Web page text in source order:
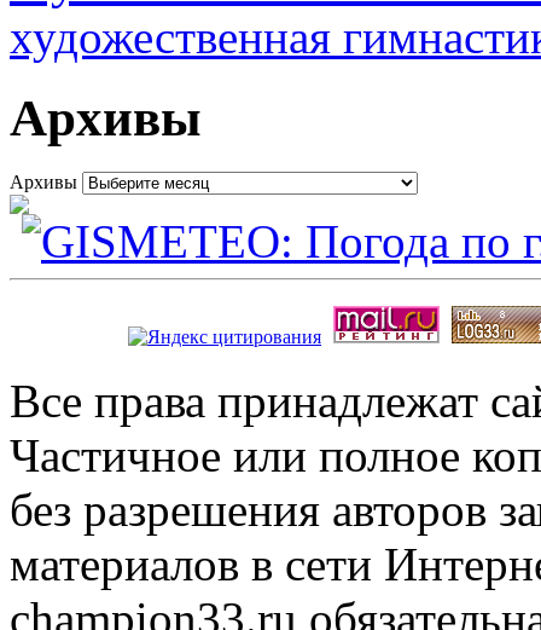
художественная
Архивы
Архивы
Все права принадлежат
Частичное или полное
без разрешения авторов
материалов в сети
champion33.ru